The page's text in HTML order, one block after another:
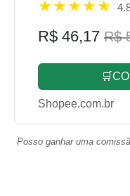
R$ 46,17 R$
Shopee.com.br
Posso ganhar uma